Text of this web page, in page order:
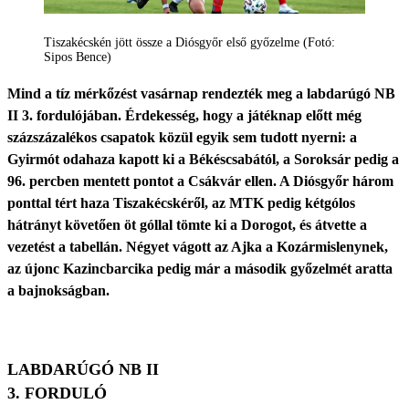
Tiszakécskén jött össze a Diósgyőr első győzelme (Fotó:
Sipos Bence)
Mind a tíz mérkőzést vasárnap rendezték meg a labdarúgó NB
II 3. fordulójában. Érdekesség, hogy a játéknap előtt még
százszázalékos csapatok közül egyik sem tudott nyerni: a
Gyirmót odahaza kapott ki a Békéscsabától, a Soroksár pedig a
96. percben mentett pontot a Csákvár ellen. A Diósgyőr három
ponttal tért haza Tiszakécskéről, az MTK pedig kétgólos
hátrányt követően öt góllal tömte ki a Dorogot, és átvette a
vezetést a tabellán. Négyet vágott az Ajka a Kozármislenynek,
az újonc Kazincbarcika pedig már a második győzelmét aratta
a bajnokságban.
LABDARÚGÓ NB II
3. FORDULÓ